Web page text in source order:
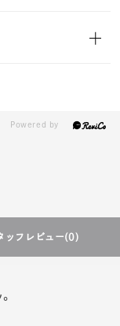
ッフレビュー(0)